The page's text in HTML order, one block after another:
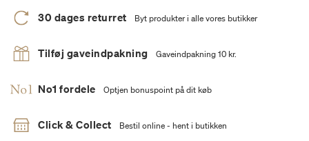
30 dages returret Byt produkter i alle vores butikker
Tilføj gaveindpakning Gaveindpakning 10 kr.
No1 fordele Optjen bonuspoint på dit køb
Click & Collect Bestil online - hent i butikken